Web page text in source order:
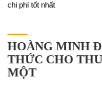
chi phí tốt nhất
HOÀNG MINH
THỨC CHO
MỘT